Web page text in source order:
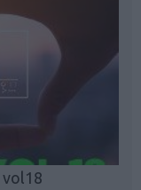
vol18